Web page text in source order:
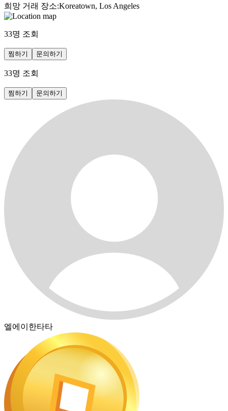
희망 거래 장소:Koreatown, Los Angeles
33명 조회
찜하기 문의하기
33명 조회
찜하기 문의하기
엘에이한타타